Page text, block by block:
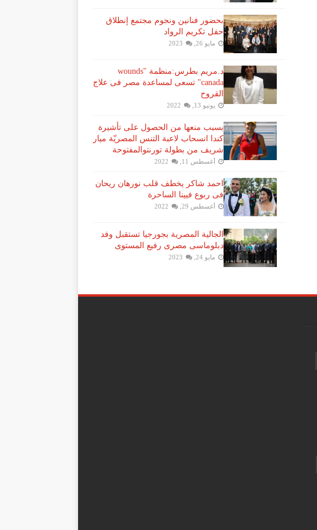
بحضور فنانين ونجوم مجتمع إنطلاق
حفل تكريم الرواد
مايو 26, 2023
د.مريم بطرس:منظمة "wounds
canada" تسعى لمساعدة مصر فى علاج
القروح
يونيو 13, 2022
بسبب منعها من الحصول على تأشيرة
كندا انسحاب لاعبة ​التنس​ المصريّة ​ميار
شريف​ من بطولة ​تورنتو​المفتوحة
أغسطس 11, 2022
احمد شاكر يخطف قلب نورهان ريحان
فى ربوع فيينا الساحرة
أغسطس 29, 2022
الجالية المصرية بجورجيا تستقبل وفد
دبلوماسى مصرى رفيع المستوى
مايو 24, 2023